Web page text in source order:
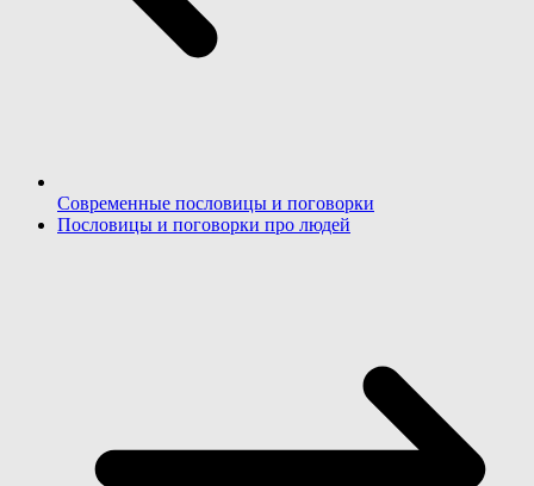
Современные пословицы и поговорки
Пословицы и поговорки про людей